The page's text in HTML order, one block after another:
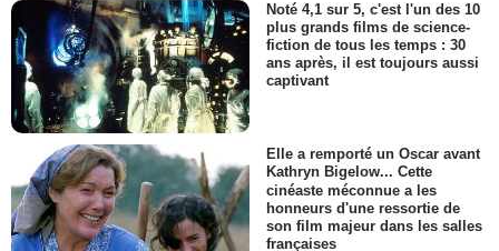
Noté 4,1 sur 5, c'est l'un des 10
plus grands films de science-
fiction de tous les temps : 30
ans après, il est toujours aussi
captivant
Elle a remporté un Oscar avant
Kathryn Bigelow... Cette
cinéaste méconnue a les
honneurs d'une ressortie de
son film majeur dans les salles
françaises